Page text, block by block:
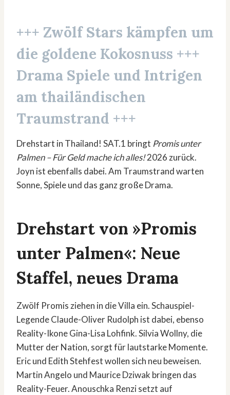
+++ Zwölf Stars kämpfen um
die goldene Kokosnuss +++
Drama Spiele und Intrigen
am thailändischen
Traumstrand +++
Drehstart in Thailand! SAT.1 bringt Promis unter
Palmen – Für Geld mache ich alles!2026 zurück.
Joyn ist ebenfalls dabei. Am Traumstrand warten
Sonne, Spiele und das ganz große Drama.
Drehstart von »Promis
unter Palmen«: Neue
Staffel, neues Drama
Zwölf Promis ziehen in die Villa ein. Schauspiel-
Legende Claude-Oliver Rudolph ist dabei, ebenso
Reality-Ikone Gina-Lisa Lohfink. Silvia Wollny, die
Mutter der Nation, sorgt für lautstarke Momente.
Eric und Edith Stehfest wollen sich neu beweisen.
Martin Angelo und Maurice Dziwak bringen das
Reality-Feuer. Anouschka Renzi setzt auf